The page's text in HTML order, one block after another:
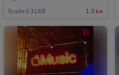
Scade il 31/08 1.3 km